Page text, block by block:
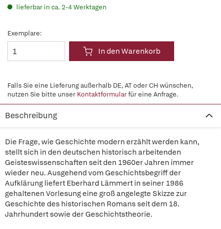
lieferbar in ca. 2-4 Werktagen
Exemplare:
In den Warenkorb
Falls Sie eine Lieferung außerhalb DE, AT oder CH wünschen,
nutzen Sie bitte unser Kontaktformularfür eine Anfrage.
Beschreibung
Die Frage, wie Geschichte modern erzählt werden kann,
stellt sich in den deutschen historisch arbeitenden
Geisteswissenschaften seit den 1960er Jahren immer
wieder neu. Ausgehend vom Geschichtsbegriff der
Aufklärung liefert Eberhard Lämmert in seiner 1986
gehaltenen Vorlesung eine groß angelegte Skizze zur
Geschichte des historischen Romans seit dem 18.
Jahrhundert sowie der Geschichtstheorie.